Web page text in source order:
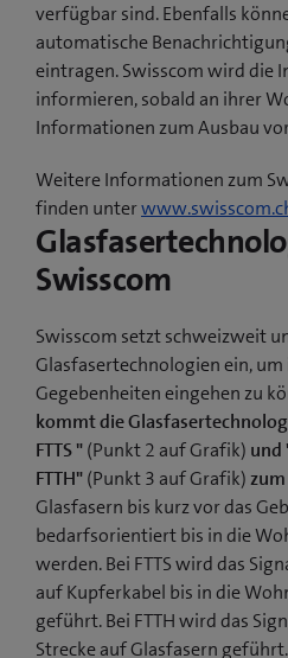
verfügbar sind. Ebenfalls
automatische
eintragen. Swisscom wird die
informieren, sobald an ihrer
Informationen zum Ausbau
Weitere Informationen zum
finden unter
Swisscom
Swisscom setzt schweizweit
Glasfasertechnologien ein,
Gegebenheiten eingehen zu
kommt die
FTTS "(Punkt 2 auf Grafik) und
FTTH"(Punkt 3 auf Grafik)
Glasfasern bis kurz vor das
bedarfsorientiert bis in die
werden. Bei FTTS wird das
auf Kupferkabel bis in die
geführt. Bei FTTH wird das
Strecke auf Glasfasern